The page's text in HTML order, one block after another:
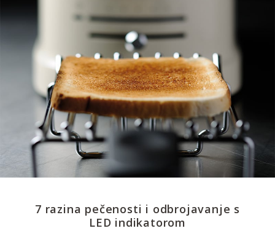
7 razina pečenosti i odbrojavanje s
LED indikatorom